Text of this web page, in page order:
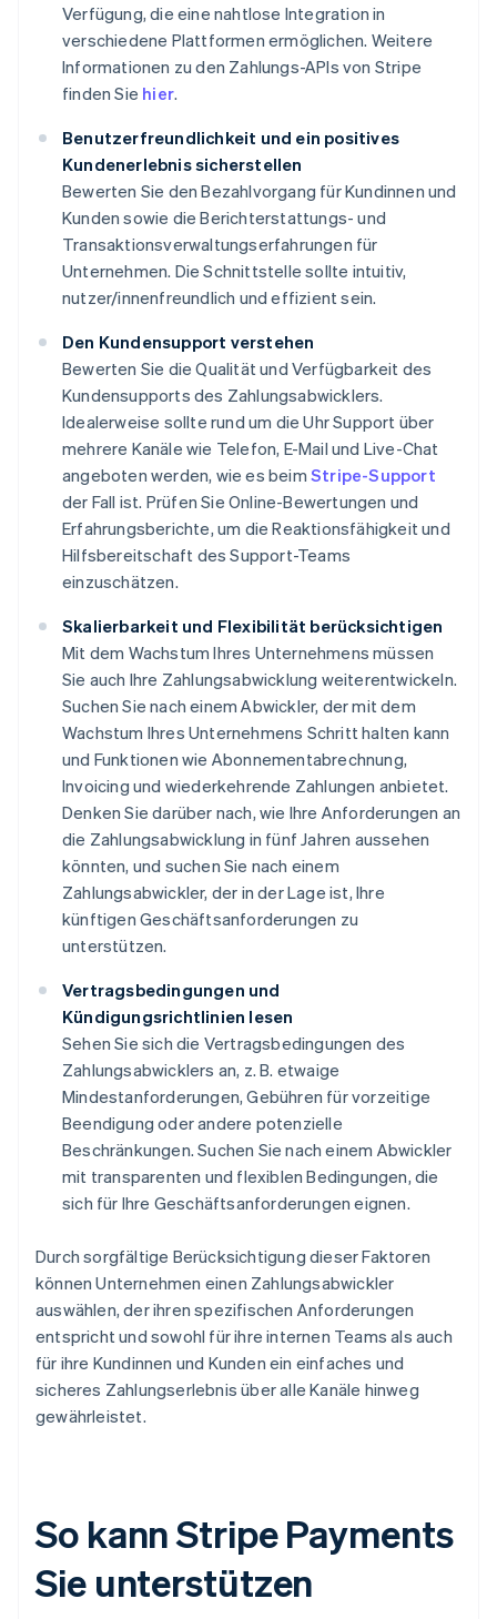
Verfügung, die eine nahtlose Integration in
verschiedene Plattformen ermöglichen. Weitere
Informationen zu den Zahlungs-APIs von Stripe
finden Sie hier.
Benutzerfreundlichkeit und ein positives
Kundenerlebnis sicherstellen
Bewerten Sie den Bezahlvorgang für Kundinnen und
Kunden sowie die Berichterstattungs- und
Transaktionsverwaltungserfahrungen für
Unternehmen. Die Schnittstelle sollte intuitiv,
nutzer/innenfreundlich und effizient sein.
Den Kundensupport verstehen
Bewerten Sie die Qualität und Verfügbarkeit des
Kundensupports des Zahlungsabwicklers.
Idealerweise sollte rund um die Uhr Support über
mehrere Kanäle wie Telefon, E-Mail und Live-Chat
angeboten werden, wie es beim Stripe-Support
der Fall ist. Prüfen Sie Online-Bewertungen und
Erfahrungsberichte, um die Reaktionsfähigkeit und
Hilfsbereitschaft des Support-Teams
einzuschätzen.
Skalierbarkeit und Flexibilität berücksichtigen
Mit dem Wachstum Ihres Unternehmens müssen
Sie auch Ihre Zahlungsabwicklung weiterentwickeln.
Suchen Sie nach einem Abwickler, der mit dem
Wachstum Ihres Unternehmens Schritt halten kann
und Funktionen wie Abonnementabrechnung,
Invoicing und wiederkehrende Zahlungen anbietet.
Denken Sie darüber nach, wie Ihre Anforderungen an
die Zahlungsabwicklung in fünf Jahren aussehen
könnten, und suchen Sie nach einem
Zahlungsabwickler, der in der Lage ist, Ihre
künftigen Geschäftsanforderungen zu
unterstützen.
Vertragsbedingungen und
Kündigungsrichtlinien lesen
Sehen Sie sich die Vertragsbedingungen des
Zahlungsabwicklers an, z. B. etwaige
Mindestanforderungen, Gebühren für vorzeitige
Beendigung oder andere potenzielle
Beschränkungen. Suchen Sie nach einem Abwickler
mit transparenten und flexiblen Bedingungen, die
sich für Ihre Geschäftsanforderungen eignen.
Durch sorgfältige Berücksichtigung dieser Faktoren
können Unternehmen einen Zahlungsabwickler
auswählen, der ihren spezifischen Anforderungen
entspricht und sowohl für ihre internen Teams als auch
für ihre Kundinnen und Kunden ein einfaches und
sicheres Zahlungserlebnis über alle Kanäle hinweg
gewährleistet.
So kann Stripe Payments
Sie unterstützen